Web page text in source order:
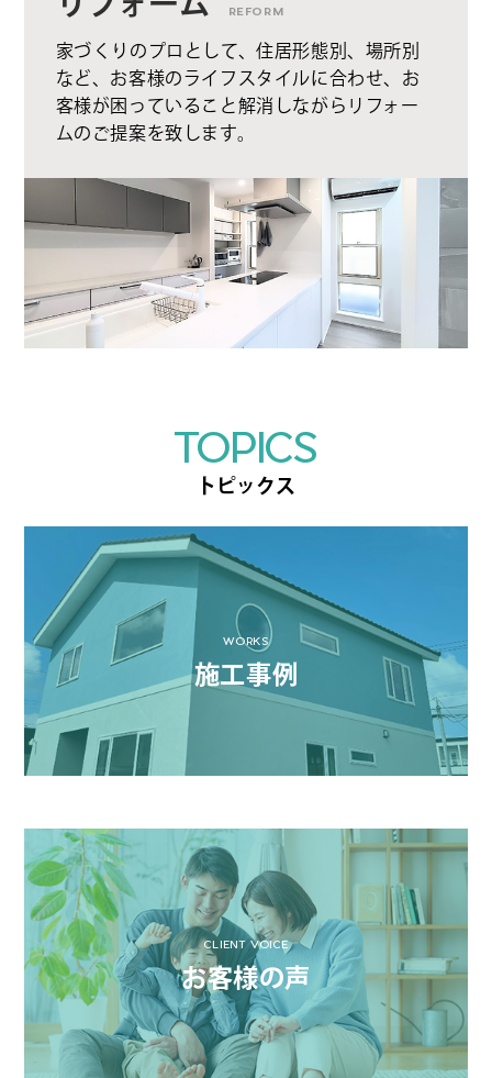
REFORM
家づくりのプロとして、住居形態別、場所別
など、お客様のライフスタイルに合わせ、お
客様が困っていること解消しながらリフォー
ムのご提案を致します。
TOPICS
トピックス
WORKS
施工事例
CLIENT VOICE
お客様の声